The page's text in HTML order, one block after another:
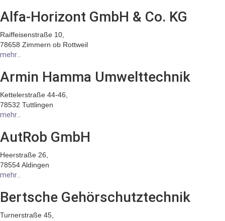
Alfa-Horizont GmbH & Co. KG
Raiffeisenstraße 10,
78658 Zimmern ob Rottweil
mehr...
Armin Hamma Umwelttechnik
Kettelerstraße 44-46,
78532 Tuttlingen
mehr...
AutRob GmbH
Heerstraße 26,
78554 Aldingen
mehr...
Bertsche Gehörschutztechnik
Turnerstraße 45,